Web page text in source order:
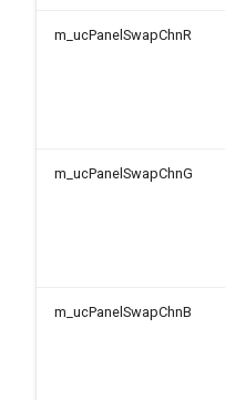
m_ucPanelSwapChnR
m_ucPanelSwapChnG
m_ucPanelSwapChnB